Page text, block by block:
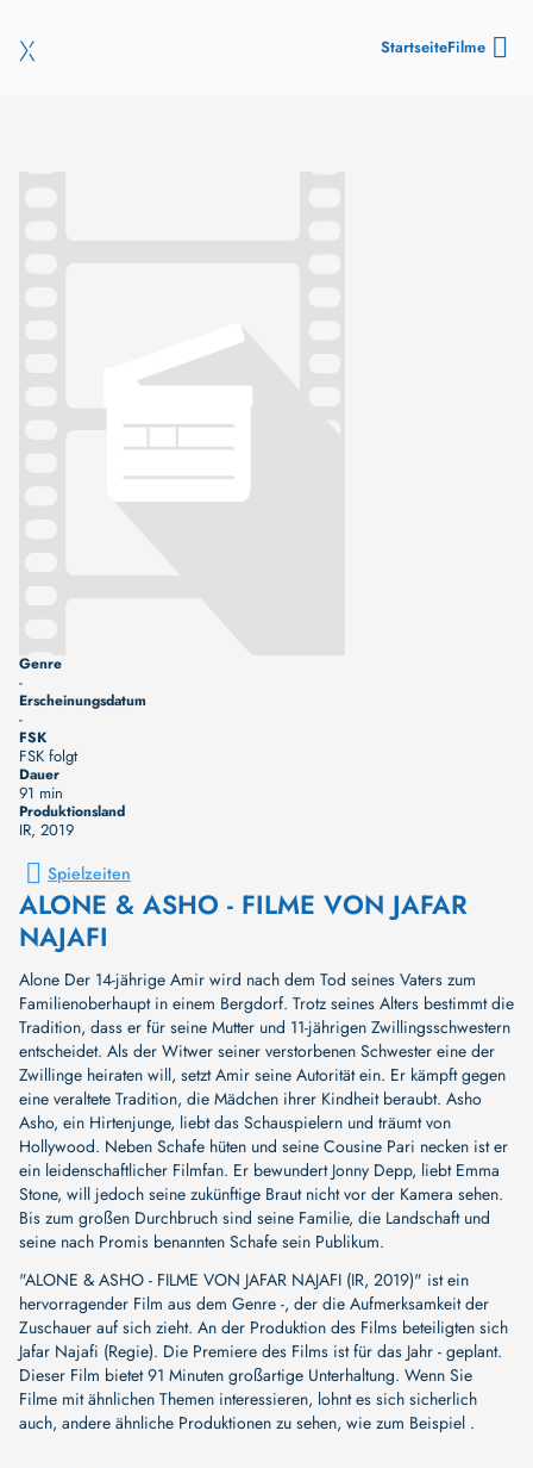
StartseiteFilme
Genre
-
Erscheinungsdatum
-
FSK
FSK folgt
Dauer
91 min
Produktionsland
IR, 2019
Spielzeiten
ALONE & ASHO - FILME VON JAFAR
NAJAFI
Alone Der 14-jährige Amir wird nach dem Tod seines Vaters zum
Familienoberhaupt in einem Bergdorf. Trotz seines Alters bestimmt die
Tradition, dass er für seine Mutter und 11-jährigen Zwillingsschwestern
entscheidet. Als der Witwer seiner verstorbenen Schwester eine der
Zwillinge heiraten will, setzt Amir seine Autorität ein. Er kämpft gegen
eine veraltete Tradition, die Mädchen ihrer Kindheit beraubt. Asho
Asho, ein Hirtenjunge, liebt das Schauspielern und träumt von
Hollywood. Neben Schafe hüten und seine Cousine Pari necken ist er
ein leidenschaftlicher Filmfan. Er bewundert Jonny Depp, liebt Emma
Stone, will jedoch seine zukünftige Braut nicht vor der Kamera sehen.
Bis zum großen Durchbruch sind seine Familie, die Landschaft und
seine nach Promis benannten Schafe sein Publikum.
"ALONE & ASHO - FILME VON JAFAR NAJAFI (IR, 2019)" ist ein
hervorragender Film aus dem Genre -, der die Aufmerksamkeit der
Zuschauer auf sich zieht. An der Produktion des Films beteiligten sich
Jafar Najafi (Regie). Die Premiere des Films ist für das Jahr - geplant.
Dieser Film bietet 91 Minuten großartige Unterhaltung. Wenn Sie
Filme mit ähnlichen Themen interessieren, lohnt es sich sicherlich
auch, andere ähnliche Produktionen zu sehen, wie zum Beispiel .